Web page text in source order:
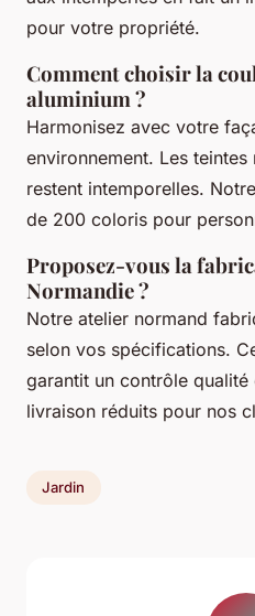
pour votre propriété.
Comment choisir la
aluminium ?
Harmonisez avec votre
environnement. Les
restent intemporelles. Notre
de 200 coloris pour
Proposez-vous la
Normandie ?
Notre atelier normand
selon vos spécifications.
garantit un contrôle
livraison réduits pour nos
Jardin